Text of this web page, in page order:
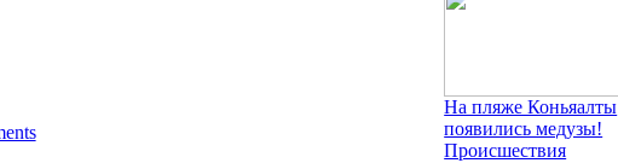
На пляже Коньяалты
появились медузы!
Происшествия